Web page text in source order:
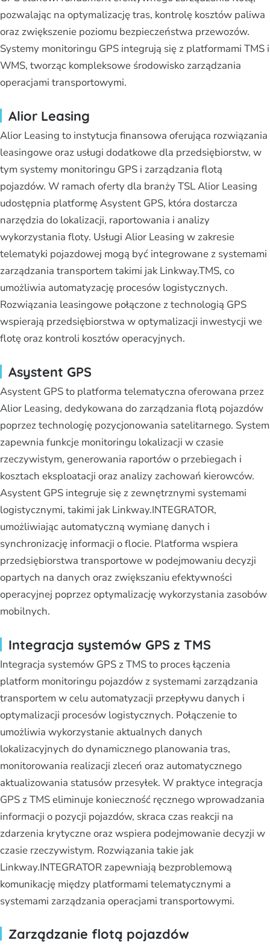
pozwalając na optymalizację tras, kontrolę kosztów paliwa
oraz zwiększenie poziomu bezpieczeństwa przewozów.
Systemy monitoringu GPS integrują się z platformami TMS i
WMS, tworząc kompleksowe środowisko zarządzania
operacjami transportowymi.
Alior Leasing
Alior Leasing to instytucja finansowa oferująca rozwiązania
leasingowe oraz usługi dodatkowe dla przedsiębiorstw, w
tym systemy monitoringu GPS i zarządzania flotą
pojazdów. W ramach oferty dla branży TSL Alior Leasing
udostępnia platformę Asystent GPS, która dostarcza
narzędzia do lokalizacji, raportowania i analizy
wykorzystania floty. Usługi Alior Leasing w zakresie
telematyki pojazdowej mogą być integrowane z systemami
zarządzania transportem takimi jak Linkway.TMS, co
umożliwia automatyzację procesów logistycznych.
Rozwiązania leasingowe połączone z technologią GPS
wspierają przedsiębiorstwa w optymalizacji inwestycji we
flotę oraz kontroli kosztów operacyjnych.
Asystent GPS
Asystent GPS to platforma telematyczna oferowana przez
Alior Leasing, dedykowana do zarządzania flotą pojazdów
poprzez technologię pozycjonowania satelitarnego. System
zapewnia funkcje monitoringu lokalizacji w czasie
rzeczywistym, generowania raportów o przebiegach i
kosztach eksploatacji oraz analizy zachowań kierowców.
Asystent GPS integruje się z zewnętrznymi systemami
logistycznymi, takimi jak Linkway.INTEGRATOR,
umożliwiając automatyczną wymianę danych i
synchronizację informacji o flocie. Platforma wspiera
przedsiębiorstwa transportowe w podejmowaniu decyzji
opartych na danych oraz zwiększaniu efektywności
operacyjnej poprzez optymalizację wykorzystania zasobów
mobilnych.
Integracja systemów GPS z TMS
Integracja systemów GPS z TMS to proces łączenia
platform monitoringu pojazdów z systemami zarządzania
transportem w celu automatyzacji przepływu danych i
optymalizacji procesów logistycznych. Połączenie to
umożliwia wykorzystanie aktualnych danych
lokalizacyjnych do dynamicznego planowania tras,
monitorowania realizacji zleceń oraz automatycznego
aktualizowania statusów przesyłek. W praktyce integracja
GPS z TMS eliminuje konieczność ręcznego wprowadzania
informacji o pozycji pojazdów, skraca czas reakcji na
zdarzenia krytyczne oraz wspiera podejmowanie decyzji w
czasie rzeczywistym. Rozwiązania takie jak
Linkway.INTEGRATOR zapewniają bezproblemową
komunikację między platformami telematycznymi a
systemami zarządzania operacjami transportowymi.
Zarządzanie flotą pojazdów